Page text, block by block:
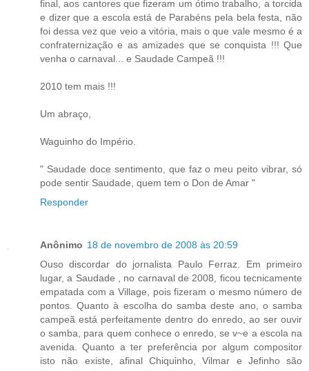
final, aos cantores que fizeram um ótimo trabalho, a torcida
e dizer que a escola está de Parabéns pela bela festa, não
foi dessa vez que veio a vitória, mais o que vale mesmo é a
confraternização e as amizades que se conquista !!! Que
venha o carnaval... e Saudade Campeã !!!
2010 tem mais !!!
Um abraço,
Waguinho do Império.
" Saudade doce sentimento, que faz o meu peito vibrar, só
pode sentir Saudade, quem tem o Don de Amar "
Responder
Anônimo 18 de novembro de 2008 às 20:59
Ouso discordar do jornalista Paulo Ferraz. Em primeiro
lugar, a Saudade , no carnaval de 2008, ficou tecnicamente
empatada com a Village, pois fizeram o mesmo número de
pontos. Quanto à escolha do samba deste ano, o samba
campeã está perfeitamente dentro do enredo, ao ser ouvir
o samba, para quem conhece o enredo, se v~e a escola na
avenida. Quanto a ter preferência por algum compositor
isto não existe, afinal Chiquinho, Vilmar e Jefinho são